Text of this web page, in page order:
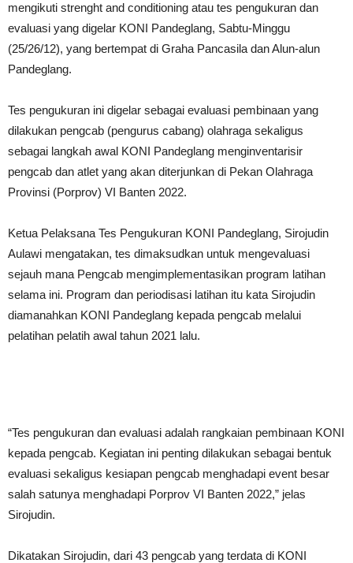
mengikuti strenght and conditioning atau tes pengukuran dan
evaluasi yang digelar KONI Pandeglang, Sabtu-Minggu
(25/26/12), yang bertempat di Graha Pancasila dan Alun-alun
Pandeglang.
Tes pengukuran ini digelar sebagai evaluasi pembinaan yang
dilakukan pengcab (pengurus cabang) olahraga sekaligus
sebagai langkah awal KONI Pandeglang menginventarisir
pengcab dan atlet yang akan diterjunkan di Pekan Olahraga
Provinsi (Porprov) VI Banten 2022.
Ketua Pelaksana Tes Pengukuran KONI Pandeglang, Sirojudin
Aulawi mengatakan, tes dimaksudkan untuk mengevaluasi
sejauh mana Pengcab mengimplementasikan program latihan
selama ini. Program dan periodisasi latihan itu kata Sirojudin
diamanahkan KONI Pandeglang kepada pengcab melalui
pelatihan pelatih awal tahun 2021 lalu.
“Tes pengukuran dan evaluasi adalah rangkaian pembinaan KONI
kepada pengcab. Kegiatan ini penting dilakukan sebagai bentuk
evaluasi sekaligus kesiapan pengcab menghadapi event besar
salah satunya menghadapi Porprov VI Banten 2022,” jelas
Sirojudin.
Dikatakan Sirojudin, dari 43 pengcab yang terdata di KONI